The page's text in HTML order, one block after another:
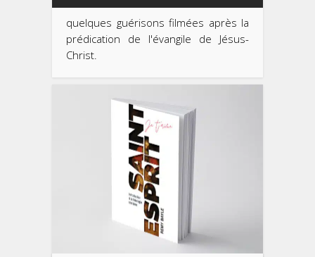
quelques guérisons filmées après la
prédication de l'évangile de Jésus-
Christ.